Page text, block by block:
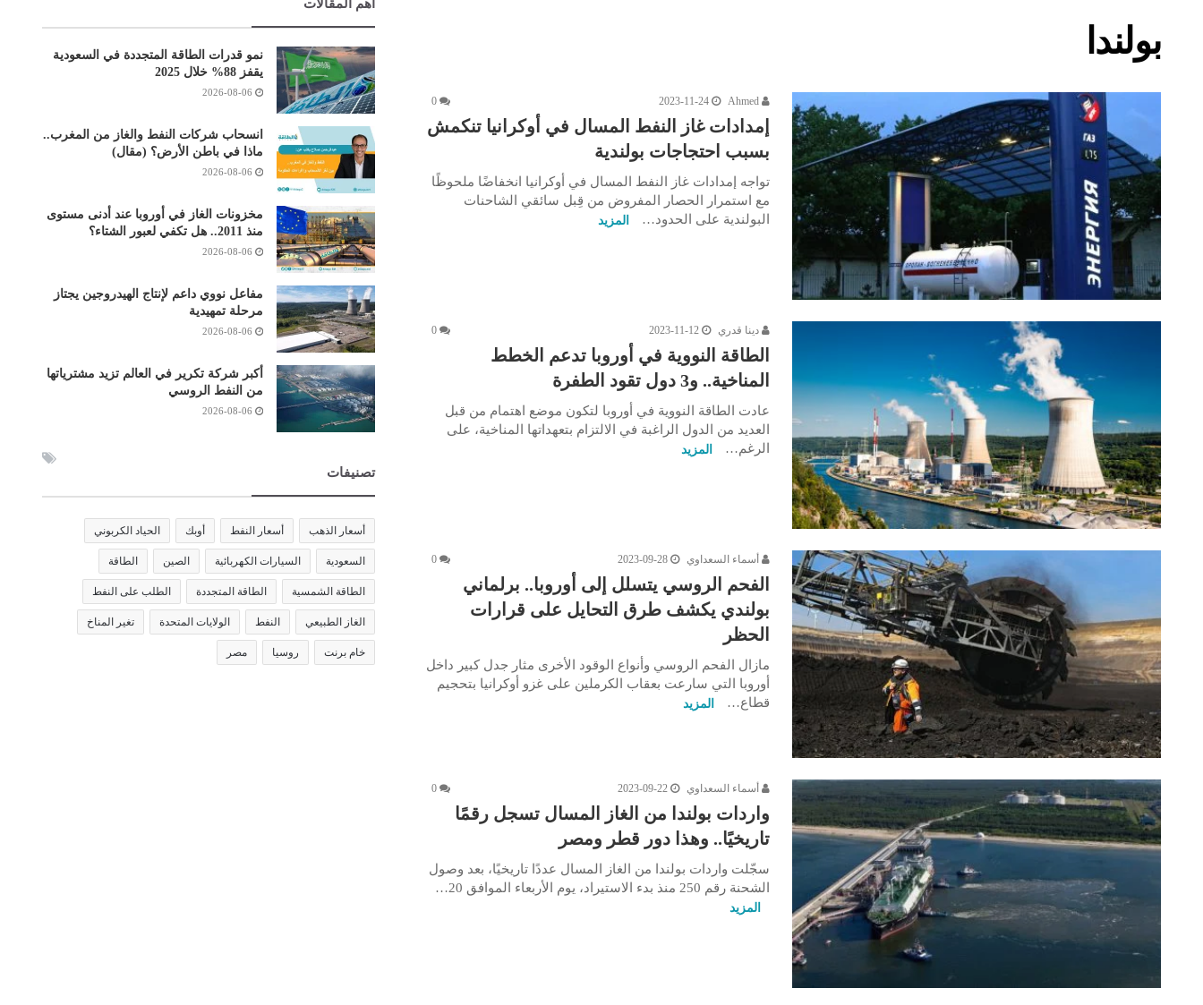
بولندا
Ahmed
2023-11-24
0
إمدادات غاز النفط المسال في أوكرانيا تنكمش
بسبب احتجاجات بولندية
تواجه إمدادات غاز النفط المسال في أوكرانيا انخفاضًا ملحوظًا
مع استمرار الحصار المفروض من قِبل سائقي الشاحنات
البولندية على الحدود…
المزيد
دينا قدري 2023-11-12
0
الطاقة النووية في أوروبا تدعم الخطط
المناخية.. و3 دول تقود الطفرة
عادت الطاقة النووية في أوروبا لتكون موضع اهتمام من قبل
العديد من الدول الراغبة في الالتزام بتعهداتها المناخية، على
الرغم…
المزيد
أسماء السعداوي 2023-09-28
0
الفحم الروسي يتسلل إلى أوروبا.. برلماني
بولندي يكشف طرق التحايل على قرارات
الحظر
مازال الفحم الروسي وأنواع الوقود الأخرى مثار جدل كبير داخل
أوروبا التي سارعت بعقاب الكرملين على غزو أوكرانيا بتحجيم
قطاع…
المزيد
أسماء السعداوي 2023-09-22
0
واردات بولندا من الغاز المسال تسجل رقمًا
تاريخيًا.. وهذا دور قطر ومصر
سجّلت واردات بولندا من الغاز المسال عددًا تاريخيًا، بعد وصول
الشحنة رقم 250 منذ بدء الاستيراد، يوم الأربعاء الموافق 20…
المزيد
أهم المقالات
نمو قدرات الطاقة المتجددة في السعودية
يقفز 88% خلال 2025
2026-08-06
انسحاب شركات النفط والغاز من المغرب..
ماذا في باطن الأرض؟ (مقال)
2026-08-06
مخزونات الغاز في أوروبا عند أدنى مستوى
منذ 2011.. هل تكفي لعبور الشتاء؟
2026-08-06
مفاعل نووي داعم لإنتاج الهيدروجين يجتاز
مرحلة تمهيدية
2026-08-06
أكبر شركة تكرير في العالم تزيد مشترياتها
من النفط الروسي
2026-08-06
تصنيفات
أسعار الذهب أسعار النفط أوبك الحياد الكربوني
السعودية السيارات الكهربائية الصين الطاقة
الطاقة الشمسية الطاقة المتجددة الطلب على النفط
الغاز الطبيعي النفط الولايات المتحدة تغير المناخ
خام برنت روسيا مصر